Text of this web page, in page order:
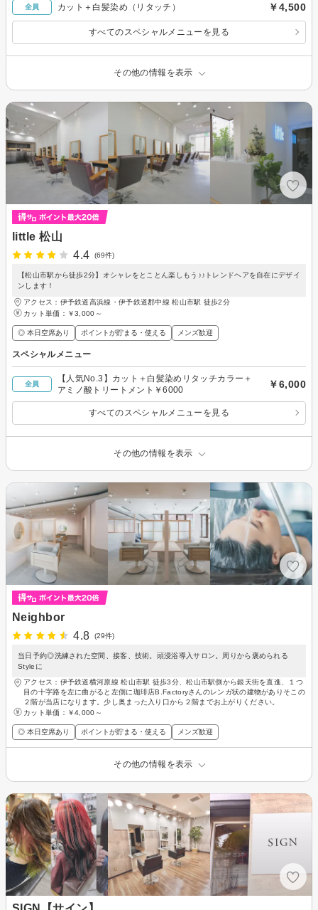
全員 カット＋白髪染め（リタッチ） ￥4,500
すべてのスペシャルメニューを見る
その他の情報を表示
little 松山
4.4
(69件)
【松山市駅から徒歩2分】オシャレをとことん楽しもう♪♪トレンドヘアを自在にデザイ
ンします！
アクセス：伊予鉄道高浜線・伊予鉄道郡中線 松山市駅 徒歩2分
カット単価： ￥3,000～
◎ 本日空席あり ポイントが貯まる・使える メンズ歓迎
スペシャルメニュー
全員
【人気No.3】カット＋白髪染めリタッチカラー＋
アミノ酸トリートメント￥6000
￥6,000
すべてのスペシャルメニューを見る
その他の情報を表示
Neighbor
4.8
(29件)
当日予約◎洗練された空間、接客、技術。頭浸浴導入サロン。周りから褒められる
Styleに
アクセス：伊予鉄道横河原線 松山市駅 徒歩3分、松山市駅側から銀天街を直進、１つ
目の十字路を左に曲がると左側に珈琲店B.Factoryさんのレンガ状の建物がありそこの
２階が当店になります。少し奥まった入り口から２階までお上がりください。
カット単価： ￥4,000～
◎ 本日空席あり ポイントが貯まる・使える メンズ歓迎
その他の情報を表示